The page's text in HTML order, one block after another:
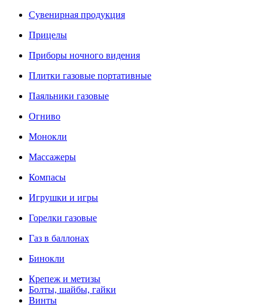
Сувенирная продукция
Прицелы
Приборы ночного видения
Плитки газовые портативные
Паяльники газовые
Огниво
Монокли
Массажеры
Компасы
Игрушки и игры
Горелки газовые
Газ в баллонах
Бинокли
Крепеж и метизы
Болты, шайбы, гайки
Винты